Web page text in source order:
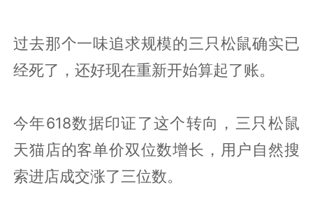
过去那个一味追求规模的三只松鼠确实已
经死了，还好现在重新开始算起了账。
今年618数据印证了这个转向，三只松鼠
天猫店的客单价双位数增长，用户自然搜
索进店成交涨了三位数。